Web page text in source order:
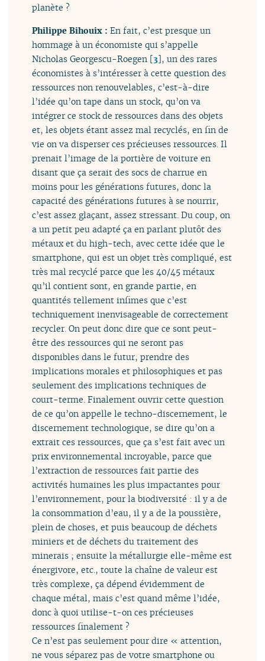
planète ?
Philippe Bihouix :En fait, c’est presque un
hommage à un économiste qui s’appelle
Nicholas Georgescu-Roegen [3], un des rares
économistes à s’intéresser à cette question des
ressources non renouvelables, c’est-à-dire
l’idée qu’on tape dans un stock, qu’on va
intégrer ce stock de ressources dans des objets
et, les objets étant assez mal recyclés, en fin de
vie on va disperser ces précieuses ressources. Il
prenait l’image de la portière de voiture en
disant que ça serait des socs de charrue en
moins pour les générations futures, donc la
capacité des générations futures à se nourrir,
c’est assez glaçant, assez stressant. Du coup, on
a un petit peu adapté ça en parlant plutôt des
métaux et du high-tech, avec cette idée que le
smartphone, qui est un objet très compliqué, est
très mal recyclé parce que les 40/45 métaux
qu’il contient sont, en grande partie, en
quantités tellement infimes que c’est
techniquement inenvisageable de correctement
recycler. On peut donc dire que ce sont peut-
être des ressources qui ne seront pas
disponibles dans le futur, prendre des
implications morales et philosophiques et pas
seulement des implications techniques de
court-terme. Finalement ouvrir cette question
de ce qu’on appelle le techno-discernement, le
discernement technologique, se dire qu’on a
extrait ces ressources, que ça s’est fait avec un
prix environnemental incroyable, parce que
l’extraction de ressources fait partie des
activités humaines les plus impactantes pour
l’environnement, pour la biodiversité : il y a de
la consommation d’eau, il y a de la poussière,
plein de choses, et puis beaucoup de déchets
miniers et de déchets du traitement des
minerais ; ensuite la métallurgie elle-même est
énergivore, etc., toute la chaîne de valeur est
très complexe, ça dépend évidemment de
chaque métal, mais c’est quand même l’idée,
donc à quoi utilise-t-on ces précieuses
ressources finalement ?
Ce n’est pas seulement pour dire « attention,
ne vous séparez pas de votre smartphone ou